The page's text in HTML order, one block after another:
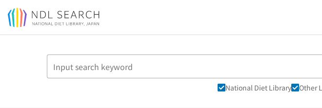
Jump to main content
National Diet Library Other